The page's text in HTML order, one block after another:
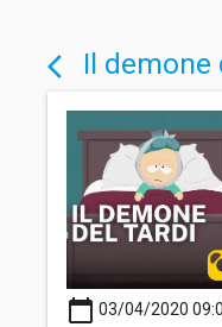
arrow_back_ios Il demone
calendar_today 03/04/2020